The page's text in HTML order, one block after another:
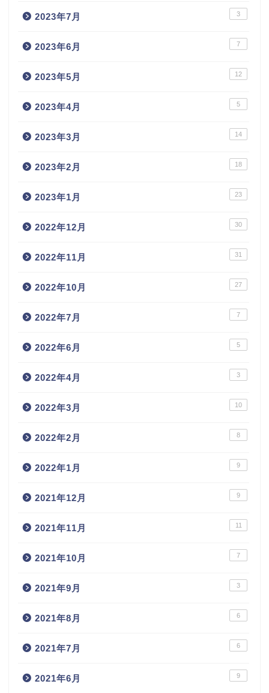
2023年7月 3
2023年6月 7
2023年5月 12
2023年4月 5
2023年3月 14
2023年2月 18
2023年1月 23
2022年12月 30
2022年11月 31
2022年10月 27
2022年7月 7
2022年6月 5
2022年4月 3
2022年3月 10
2022年2月 8
2022年1月 9
2021年12月 9
2021年11月 11
2021年10月 7
2021年9月 3
2021年8月 6
2021年7月 6
2021年6月 9